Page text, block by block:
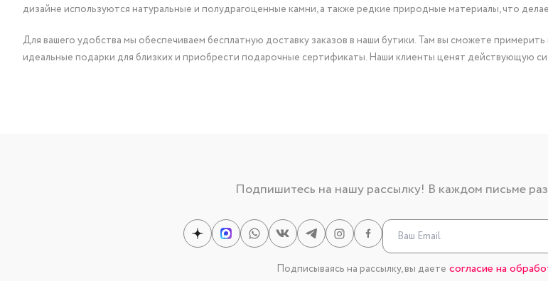
дизайне используются натуральные и полудрагоценные камни, а также редкие природные материалы, что
Для вашего удобства мы обеспечиваем бесплатную доставку заказов в наши бутики. Там вы сможете
идеальные подарки для близких и приобрести подарочные сертификаты. Наши клиенты ценят действующую
Подпишитесь на нашу рассылку! В каждом письме
Подписываясь на рассылку, вы даете согласие на